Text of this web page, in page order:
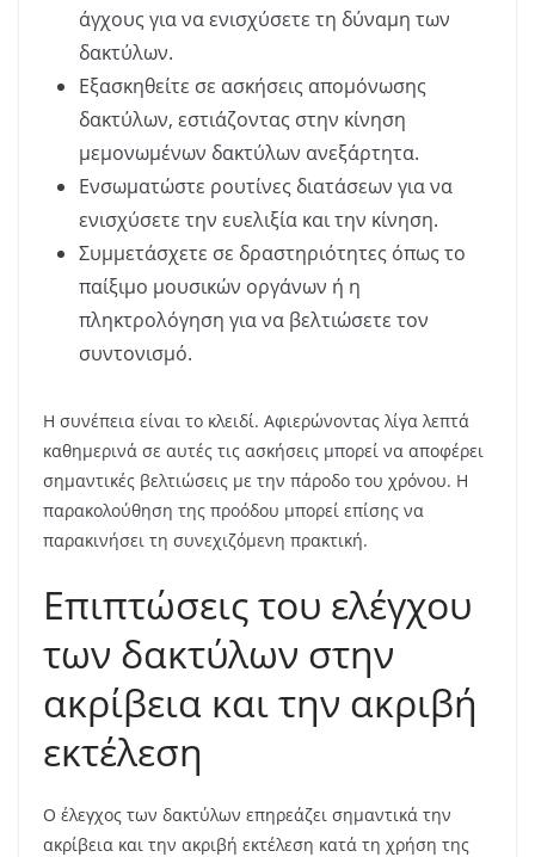
άγχους για να ενισχύσετε τη δύναμη των
δακτύλων.
Εξασκηθείτε σε ασκήσεις απομόνωσης
δακτύλων, εστιάζοντας στην κίνηση
μεμονωμένων δακτύλων ανεξάρτητα.
Ενσωματώστε ρουτίνες διατάσεων για να
ενισχύσετε την ευελιξία και την κίνηση.
Συμμετάσχετε σε δραστηριότητες όπως το
παίξιμο μουσικών οργάνων ή η
πληκτρολόγηση για να βελτιώσετε τον
συντονισμό.
Η συνέπεια είναι το κλειδί. Αφιερώνοντας λίγα λεπτά
καθημερινά σε αυτές τις ασκήσεις μπορεί να αποφέρει
σημαντικές βελτιώσεις με την πάροδο του χρόνου. Η
παρακολούθηση της προόδου μπορεί επίσης να
παρακινήσει τη συνεχιζόμενη πρακτική.
Επιπτώσεις του ελέγχου
των δακτύλων στην
ακρίβεια και την ακριβή
εκτέλεση
Ο έλεγχος των δακτύλων επηρεάζει σημαντικά την
ακρίβεια και την ακριβή εκτέλεση κατά τη χρήση της